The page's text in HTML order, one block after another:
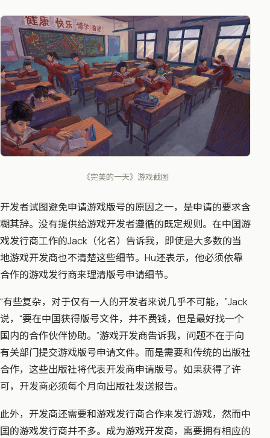
《完美的一天》游戏截图
开发者试图避免申请游戏版号的原因之一，是申请的要求含
糊其辞。没有提供给游戏开发者遵循的既定规则。在中囯游
戏发行商工作的Jack（化名）告诉我，即使是大多数的当
地游戏开发商也不清楚这些细节。Hu还表示，他必须依靠
合作的游戏发行商来理清版号申请细节。
“有些复杂，对于仅有一人的开发者来说几乎不可能，”Jack
说，“要在中囯获得版号文件，并不费钱，但是最好找一个
国内的合作伙伴协助。”游戏开发商告诉我，问题不在于向
有关部门提交游戏版号申请文件。而是需要和传统的出版社
合作，这些出版社将代表开发商申请版号。如果获得了许
可，开发商必须每个月向出版社发送报告。
此外，开发商还需要和游戏发行商合作来发行游戏，然而中
囯的游戏发行商并不多。成为游戏开发商，需要拥有相应的